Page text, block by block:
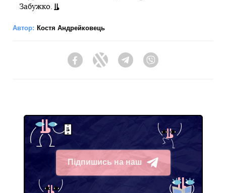
Забужко.
Автор: Костя Андрейковець
FacebookTwitter Telegram
Підпишись на наш
Telegram